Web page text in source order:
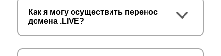
Как я могу осуществить перенос
домена .LIVE?